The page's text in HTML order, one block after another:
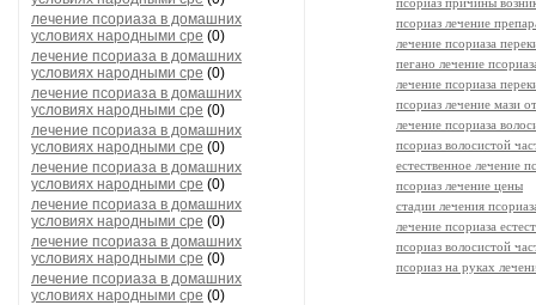
лечение псориаза в домашних
условиях народными сре (0)
лечение псориаза в домашних
условиях народными сре (0)
лечение псориаза в домашних
условиях народными сре (0)
лечение псориаза в домашних
условиях народными сре (0)
лечение псориаза в домашних
условиях народными сре (0)
лечение псориаза в домашних
условиях народными сре (0)
лечение псориаза в домашних
условиях народными сре (0)
лечение псориаза в домашних
условиях народными сре (0)
псориаз лечение
лечение псориаза
пегано лечение
лечение псориаза
псориаз лечение мази
лечение псориаза
псориаз волосистой
естественное лечение
псориаз лечение цены
стадии лечения
лечение псориаза
псориаз волосистой
псориаз на руках